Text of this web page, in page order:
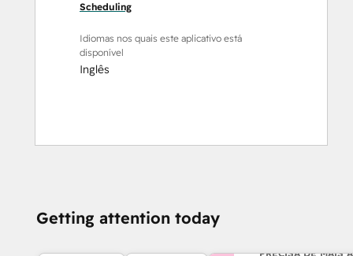
Scheduling
Idiomas nos quais este aplicativo está
disponível
Inglês
Getting attention today
PRECISA DE MAIS